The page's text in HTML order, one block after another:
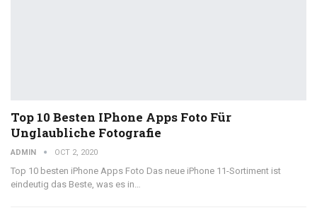
Top 10 Besten IPhone Apps Foto Für
Unglaubliche Fotografie
ADMIN OCT 2, 2020
Top 10 besten iPhone Apps Foto Das neue iPhone 11-Sortiment ist
eindeutig das Beste, was es in…